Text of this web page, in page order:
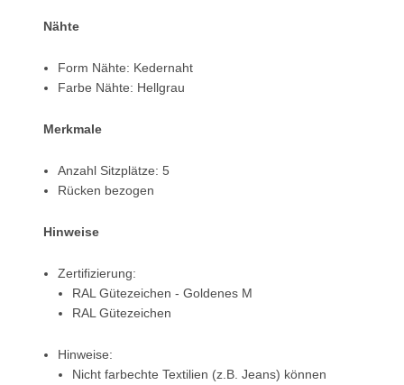
Nähte
Form Nähte: Kedernaht
Farbe Nähte: Hellgrau
Merkmale
Anzahl Sitzplätze: 5
Rücken bezogen
Hinweise
Zertifizierung:
RAL Gütezeichen - Goldenes M
RAL Gütezeichen
Hinweise:
Nicht farbechte Textilien (z.B. Jeans) können